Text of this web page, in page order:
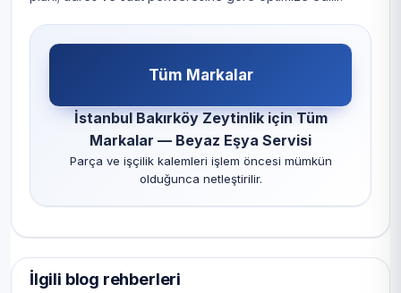
Tüm Markalar
İstanbul Bakırköy Zeytinlik için Tüm
Markalar — Beyaz Eşya Servisi
Parça ve işçilik kalemleri işlem öncesi mümkün
olduğunca netleştirilir.
İlgili blog rehberleri